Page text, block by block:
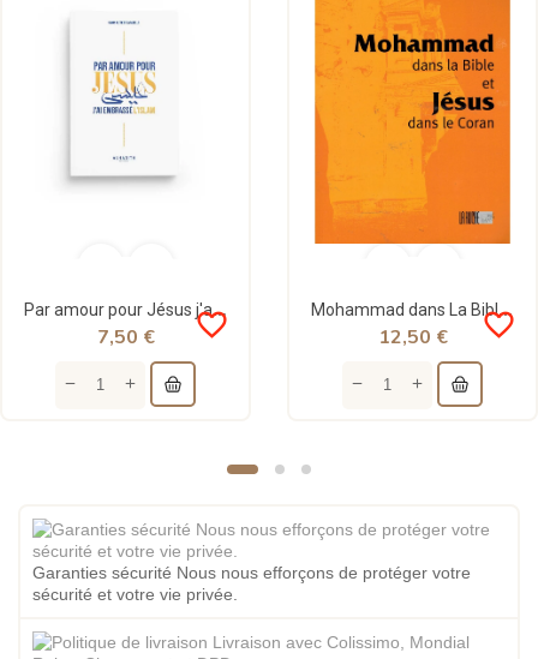
Par amour pour Jésus j'ai embrassé l'islam - Simon Alfredo Carabello - Al hadith
favorite_border
7,50 €
Mohammad dans La Bible et Jésus dans Le Coran - A. Alem - La Ruche
favorite_border
12,50 €
Garanties sécurité Nous nous efforçons de protéger votre
sécurité et votre vie privée.